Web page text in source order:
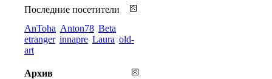
Последние посетители
AnToha Anton78 Beta
etranger innapre Laura old-
art
Архив